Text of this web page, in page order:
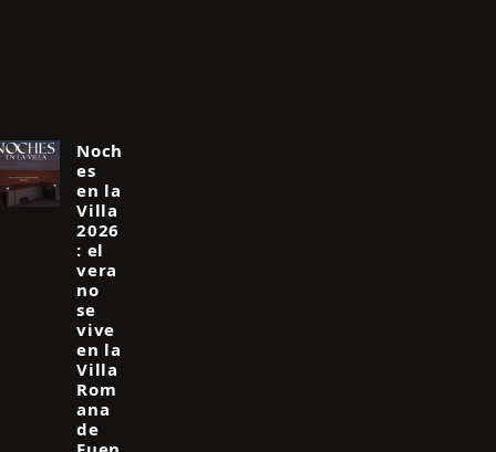
Noch
es
en la
Villa
2026
: el
vera
no
se
vive
en la
Villa
Rom
ana
de